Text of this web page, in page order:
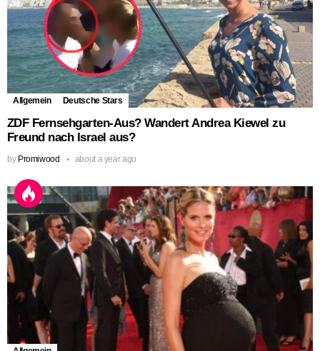
Allgemein Deutsche Stars
ZDF Fernsehgarten-Aus? Wandert Andrea Kiewel zu
Freund nach Israel aus?
by Promiwood about a year ago